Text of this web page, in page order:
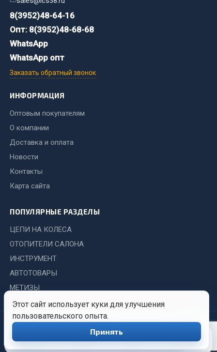
Сцепление
Тормозная система
Показать ещё
Весь раздел
Двигатель
Рулевое управление
Тормозная система
Показать ещё
Весь раздел
Запчасти HOWO
Тормозная система
Подвеска
Система питания
Система охлаждения
Этот сайт использует куки для улучшения
пользовательского опыта.
Принять
8(3952)48-64-16
Опт: 8(3952)48-68-68
WhatsApp
WhatsApp опт
Заказать обратный звонок
ИНФОРМАЦИЯ
Оптовым покупателям
О компании
Доставка и оплата
Новости
Контакты
Карта сайта
ПОПУЛЯРНЫЕ РАЗДЕЛЫ
ЦЕПИ НА КОЛЕСА
ОТОПИТЕЛИ САЛОНА
ИНСТРУМЕНТ
АВТОТОВАРЫ
МЕТИЗЫ
© 2026 Иркутский Центр Политика
конфиденциальности
Обработка